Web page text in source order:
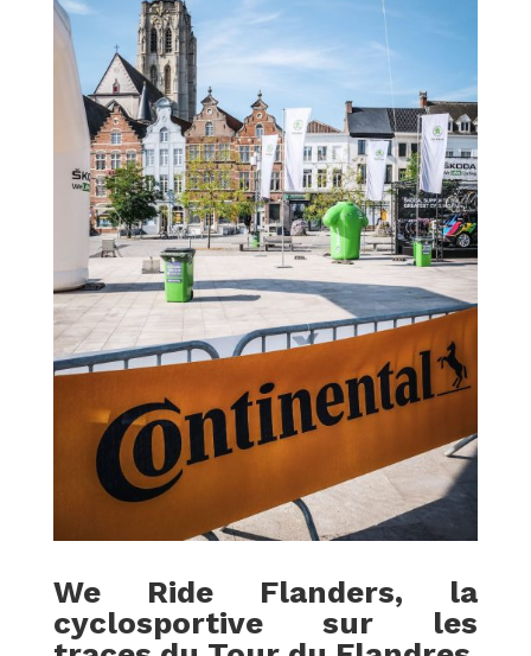
We Ride Flanders, la
cyclosportive sur les